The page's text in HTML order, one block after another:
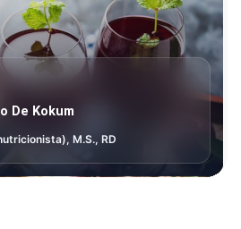
De Kokum
M.S., RD